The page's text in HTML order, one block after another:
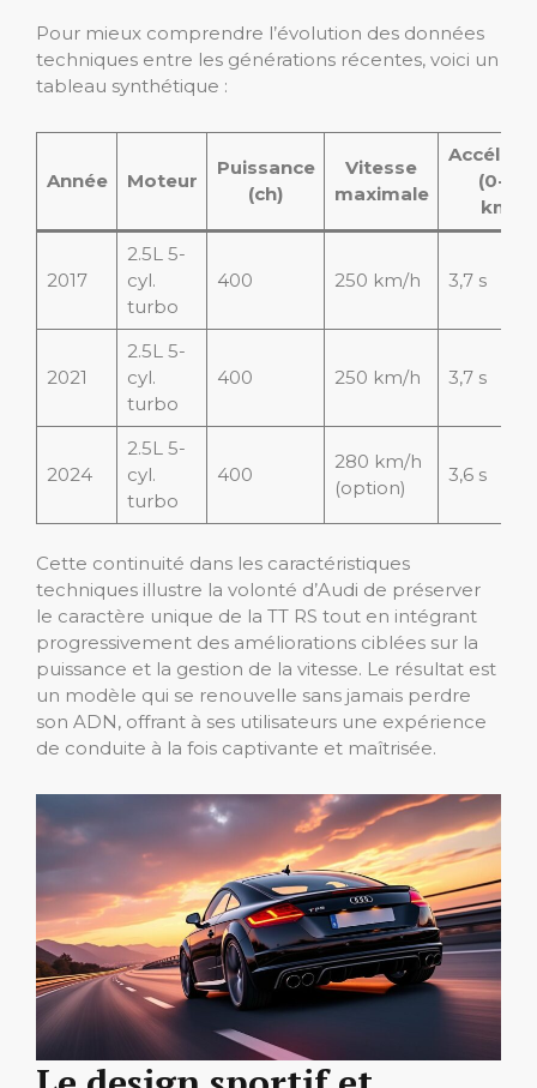
Pour mieux comprendre l’évolution des données
techniques entre les générations récentes, voici un
tableau synthétique :
Année Moteur
Puissance
(ch)
Vitesse
maximale
(0-
km/h)
2017
2.5L 5-
cyl.
turbo
400 250 km/h 3,7 s
2021
2.5L 5-
cyl.
turbo
400 250 km/h 3,7 s
2024
2.5L 5-
cyl.
turbo
400
280 km/h
(option)
3,6 s
Cette continuité dans les caractéristiques
techniques illustre la volonté d’Audi de préserver
le caractère unique de la TT RS tout en intégrant
progressivement des améliorations ciblées sur la
puissance et la gestion de la vitesse. Le résultat est
un modèle qui se renouvelle sans jamais perdre
son ADN, offrant à ses utilisateurs une expérience
de conduite à la fois captivante et maîtrisée.